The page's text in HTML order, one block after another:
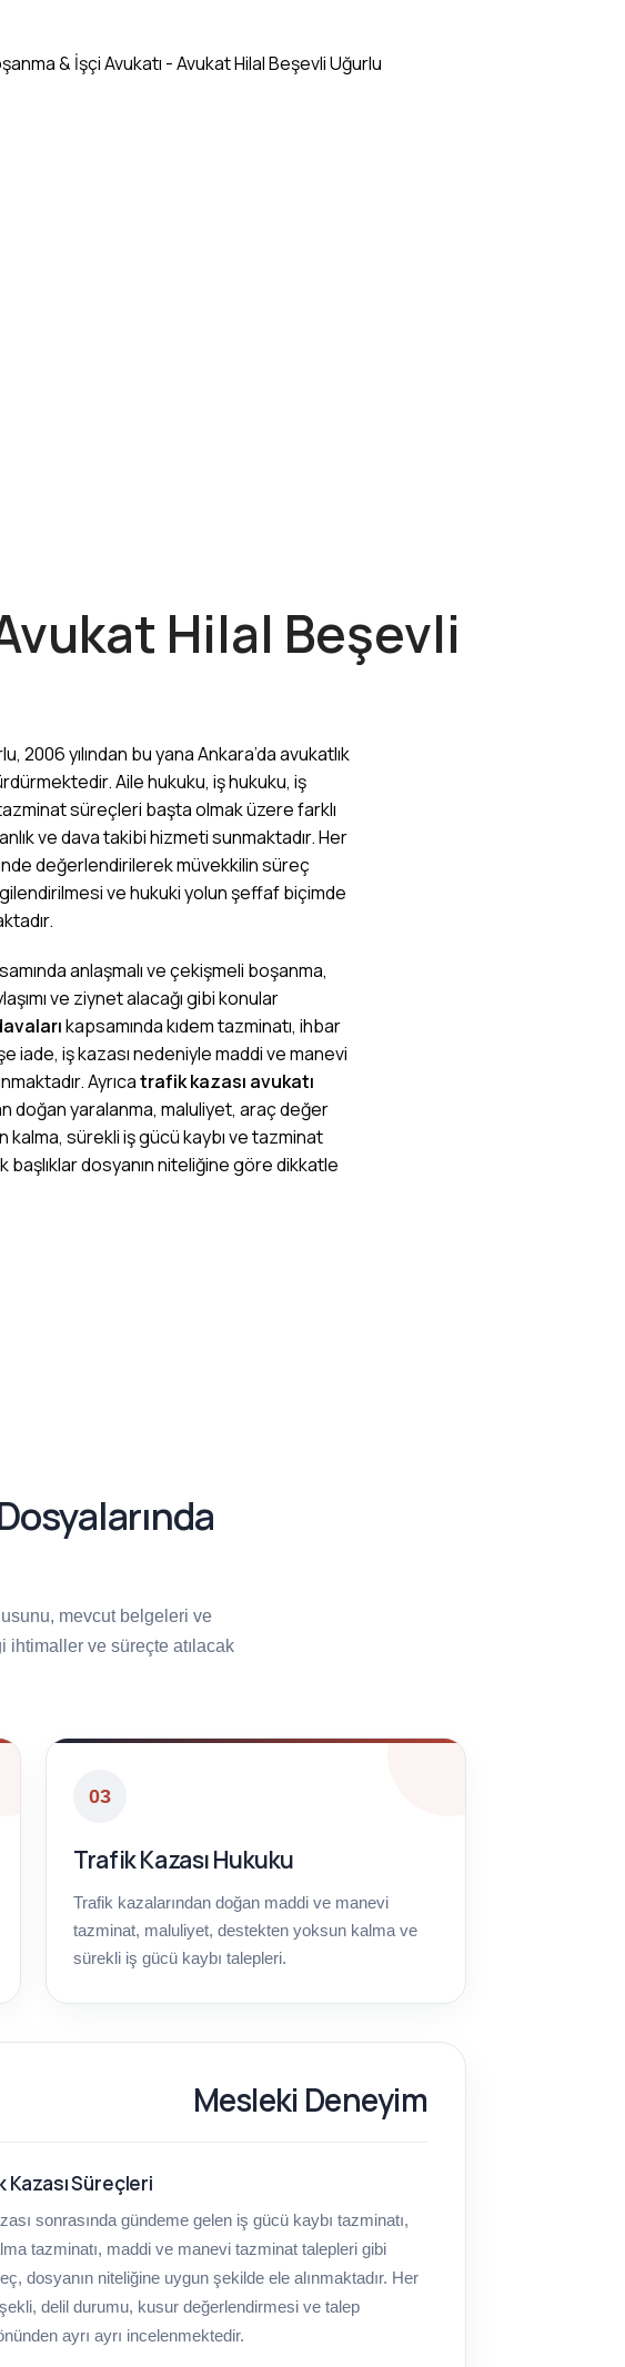
Hilal Beşevli
2006 yılından bu yana Ankara’da avukatlık
Aile hukuku, iş hukuku, iş
süreçleri başta olmak üzere farklı
ve dava takibi hizmeti sunmaktadır. Her
değerlendirilerek müvekkilin süreç
ve hukuki yolun şeffaf biçimde
anlaşmalı ve çekişmeli boşanma,
ve ziynet alacağı gibi konular
kapsamında kıdem tazminatı, ihbar
iade, iş kazası nedeniyle maddi ve manevi
Ayrıcatrafik kazası avukatı
doğan yaralanma, maluliyet, araç değer
kalma, sürekli iş gücü kaybı ve tazminat
başlıklar dosyanın niteliğine göre dikkatle
mevcut belgeleri ve
ihtimaller ve süreçte atılacak
03
Trafik Kazası Hukuku
Trafik kazalarından doğan maddi ve manevi
tazminat, maluliyet, destekten yoksun kalma ve
sürekli iş gücü kaybı talepleri.
Mesleki Deneyim
Kazası Süreçleri
sonrasında gündeme gelen iş gücü kaybı tazminatı,
tazminatı, maddi ve manevi tazminat talepleri gibi
dosyanın niteliğine uygun şekilde ele alınmaktadır. Her
delil durumu, kusur değerlendirmesi ve talep
ayrı ayrı incelenmektedir.